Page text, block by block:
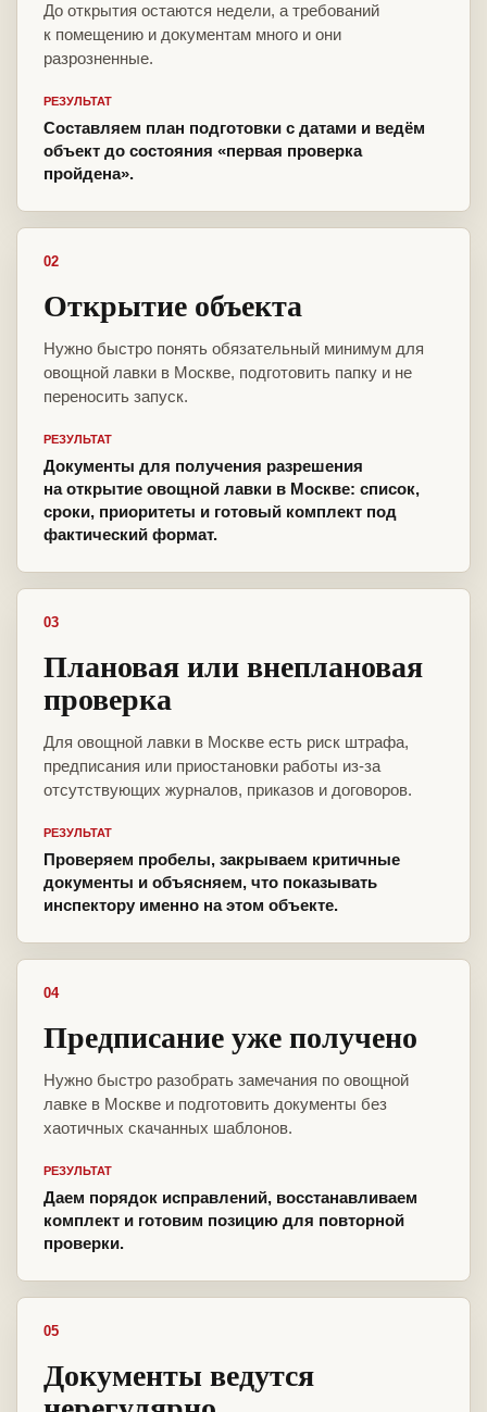
До открытия остаются недели, а требований
к помещению и документам много и они
разрозненные.
РЕЗУЛЬТАТ
Составляем план подготовки с датами и ведём
объект до состояния «первая проверка
пройдена».
02
Открытие объекта
Нужно быстро понять обязательный минимум для
овощной лавки в Москве, подготовить папку и не
переносить запуск.
РЕЗУЛЬТАТ
Документы для получения разрешения
на открытие овощной лавки в Москве: список,
сроки, приоритеты и готовый комплект под
фактический формат.
03
Плановая или внеплановая
проверка
Для овощной лавки в Москве есть риск штрафа,
предписания или приостановки работы из-за
отсутствующих журналов, приказов и договоров.
РЕЗУЛЬТАТ
Проверяем пробелы, закрываем критичные
документы и объясняем, что показывать
инспектору именно на этом объекте.
04
Предписание уже получено
Нужно быстро разобрать замечания по овощной
лавке в Москве и подготовить документы без
хаотичных скачанных шаблонов.
РЕЗУЛЬТАТ
Даем порядок исправлений, восстанавливаем
комплект и готовим позицию для повторной
проверки.
05
Документы ведутся